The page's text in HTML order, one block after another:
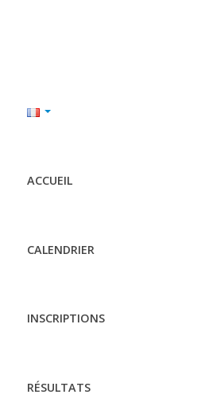
ACCUEIL
CALENDRIER
INSCRIPTIONS
RÉSULTATS